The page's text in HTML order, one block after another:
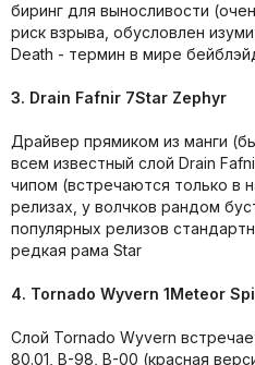
биринг для выносливости
риск взрыва, обусловлен
Death - термин в мире
3. Drain Fafnir 7Star Zephyr
Драйвер прямиком из манги
всем известный слой Drain
чипом (встречаются только в
релизах, у волчков рандом
популярных релизов
редкая рама Star
4. Tornado Wyvern 1Meteor
Слой Tornado Wyvern
80.01, B-98, B-00 (красная